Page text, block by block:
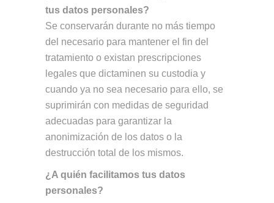
tus datos personales?
Se conservarán durante no más tiempo
del necesario para mantener el fin del
tratamiento o existan prescripciones
legales que dictaminen su custodia y
cuando ya no sea necesario para ello, se
suprimirán con medidas de seguridad
adecuadas para garantizar la
anonimización de los datos o la
destrucción total de los mismos.
¿A quién facilitamos tus datos
personales?